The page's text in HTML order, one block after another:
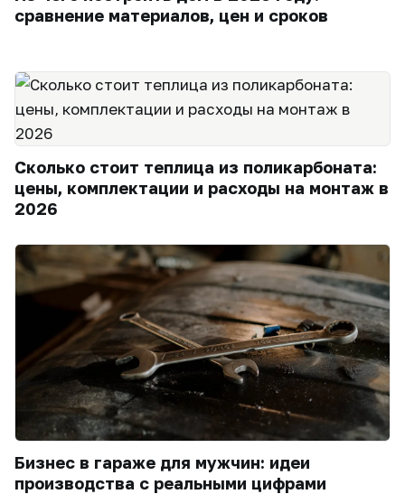
сравнение материалов, цен и сроков
Сколько стоит теплица из поликарбоната:
цены, комплектации и расходы на монтаж в
2026
Бизнес в гараже для мужчин: идеи
производства с реальными цифрами